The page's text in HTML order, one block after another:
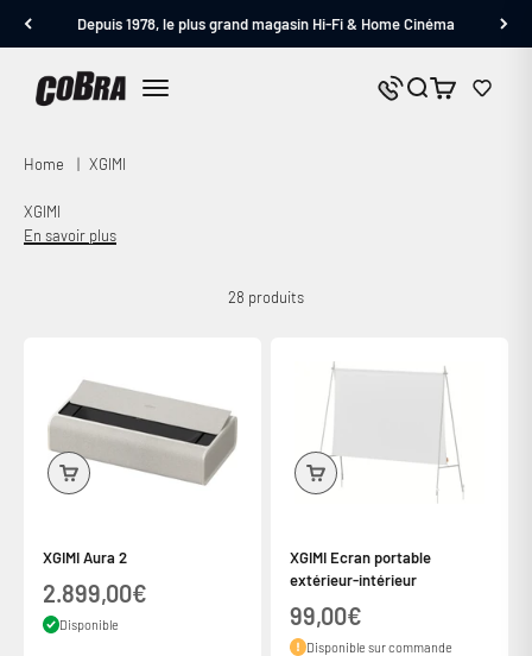
Depuis 1978, le plus grand magasin Hi-Fi & Home Cinéma
Cobra.fr
Nous contacter
Panier
Home | XGIMI
XGIMI
En savoir plus
28 produits
XGIMI Aura 2
Prix de vente
2.899,00€
Disponible
XGIMI Ecran portable
extérieur-intérieur
Prix de vente
99,00€
Disponible sur commande